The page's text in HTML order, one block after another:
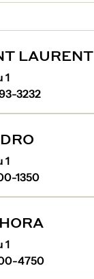
LAURENT
1
3232
1
1350
1
4750